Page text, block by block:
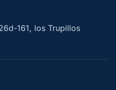
161, los Trupillos